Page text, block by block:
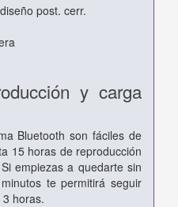
post. cerr.
y carga
Bluetooth son fáciles de
15 horas de reproducción
empiezas a quedarte sin
te permitirá seguir
horas.